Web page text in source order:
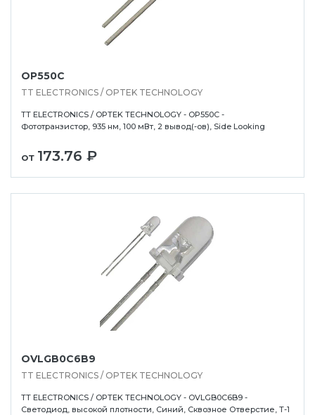
OP550C
TT ELECTRONICS / OPTEK TECHNOLOGY
TT ELECTRONICS / OPTEK TECHNOLOGY - OP550C -
Фототранзистор, 935 нм, 100 мВт, 2 вывод(-ов), Side Looking
от 173.76 ₽
OVLGB0C6B9
TT ELECTRONICS / OPTEK TECHNOLOGY
TT ELECTRONICS / OPTEK TECHNOLOGY - OVLGB0C6B9 -
Светодиод, высокой плотности, Синий, Сквозное Отверстие, T-1